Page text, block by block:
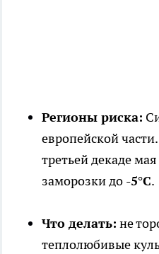
Регионы риска:
европейской
третьей декаде
заморозки до -5°C.
Что делать: не
теплолюбивые